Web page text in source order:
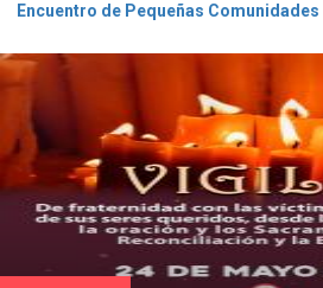
Encuentro de Pequeñas Comunidades